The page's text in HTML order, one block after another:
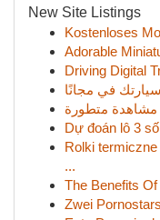
New Site Listings
Kostenloses
Adorable
Driving Digital
في مجانًا
مشاهدة متطورة
Dự đoán lô 3
Rolki
...
The Benefits
Zwei